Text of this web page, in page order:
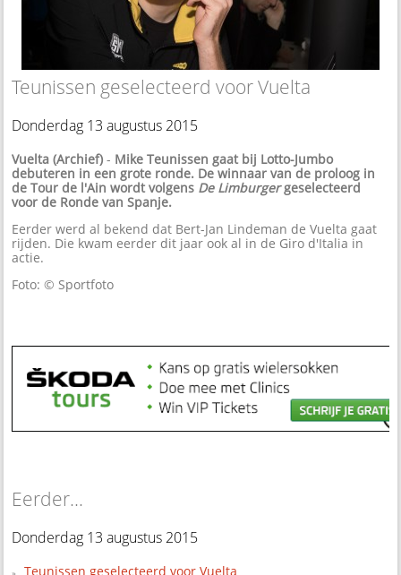
Teunissen geselecteerd voor Vuelta
Donderdag 13 augustus 2015
Vuelta (Archief) - Mike Teunissen gaat bij Lotto-Jumbo
debuteren in een grote ronde. De winnaar van de proloog in
de Tour de l'Ain wordt volgens De Limburgergeselecteerd
voor de Ronde van Spanje.
Eerder werd al bekend dat Bert-Jan Lindeman de Vuelta gaat
rijden. Die kwam eerder dit jaar ook al in de Giro d'Italia in
actie.
Foto: © Sportfoto
Eerder...
Donderdag 13 augustus 2015
Teunissen geselecteerd voor Vuelta